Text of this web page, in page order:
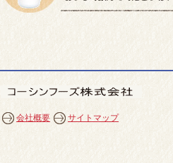
会社概要 サイトマップ